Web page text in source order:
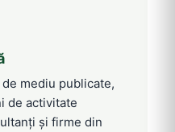
mediu publicate,
de activitate
și firme din